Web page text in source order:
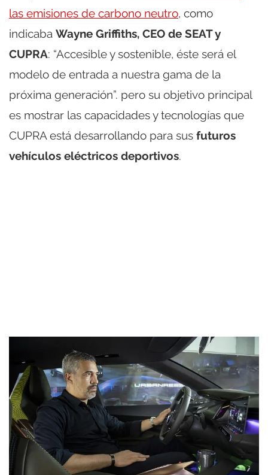
las emisiones de carbono neutro, como
indicaba Wayne Griffiths, CEO de SEAT y
CUPRA: “Accesible y sostenible, éste será el
modelo de entrada a nuestra gama de la
próxima generación”. pero su objetivo principal
es mostrar las capacidades y tecnologías que
CUPRA está desarrollando para sus futuros
vehículos eléctricos deportivos.